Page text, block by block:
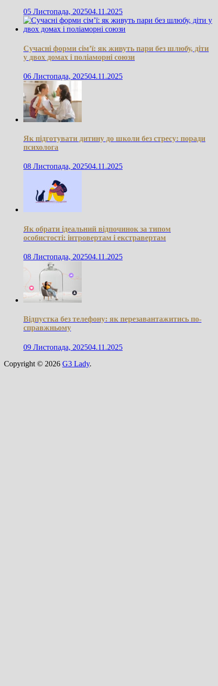
05 Листопада, 202504.11.2025
Сучасні форми сім’ї: як живуть пари без шлюбу, діти
у двох домах і поліаморні союзи
06 Листопада, 202504.11.2025
Як підготувати дитину до школи без стресу: поради
психолога
08 Листопада, 202504.11.2025
Як обрати ідеальний відпочинок за типом
особистості: інтровертам і екстравертам
08 Листопада, 202504.11.2025
Відпустка без телефону: як перезавантажитись по-
справжньому
09 Листопада, 202504.11.2025
Copyright © 2026 G3 Lady.